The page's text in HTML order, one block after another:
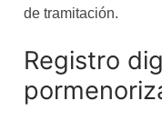
de tramitación.
Registro